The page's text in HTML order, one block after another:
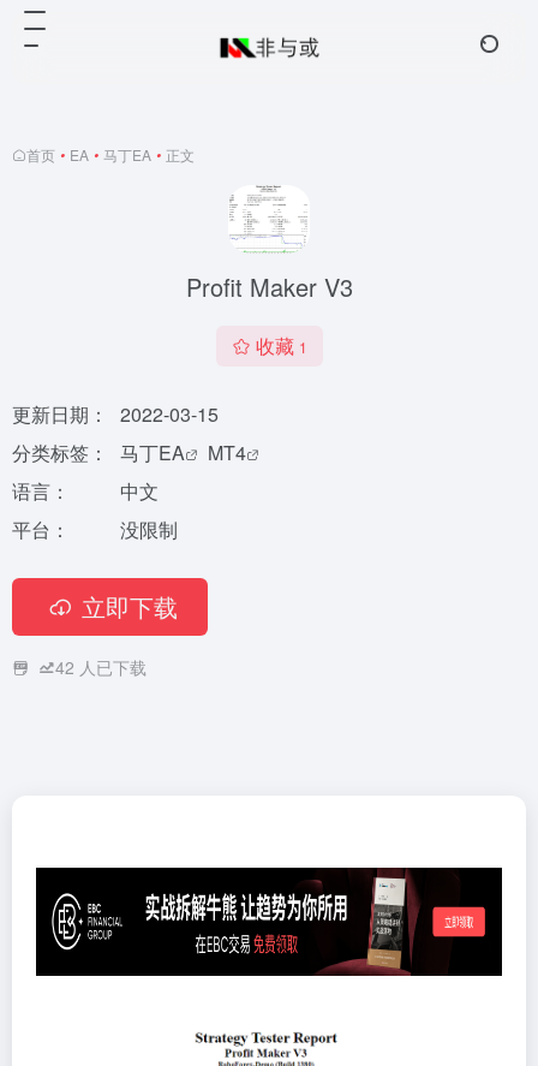
首页 • EA • 马丁EA • 正文
Profit Maker V3
收藏 1
更新日期：
2022-03-15
分类标签：
马丁EA
MT4
语言：
中文
平台：
没限制
立即下载
42 人已下载